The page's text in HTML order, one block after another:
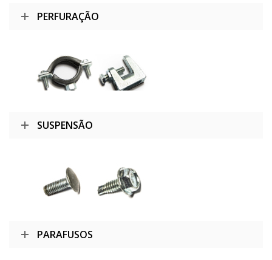
PERFURAÇÃO
SUSPENSÃO
PARAFUSOS